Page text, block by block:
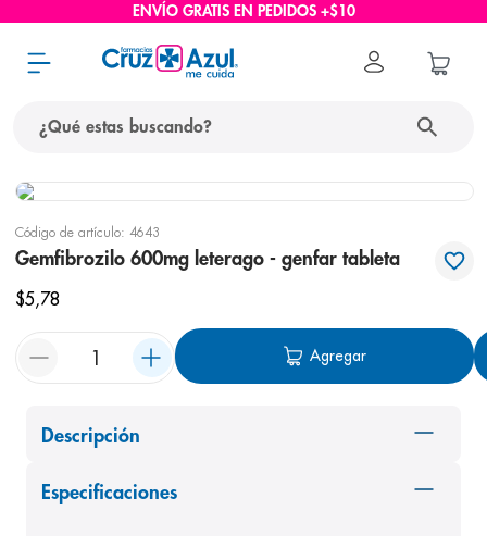
ENVÍO GRATIS EN PEDIDOS +$10
Código de artículo: 4643
Gemfibrozilo 600mg leterago - genfar tableta
$5,78
Agregar
Descripción
Especificaciones
términos más buscados
1. protector solar
6. shampoo